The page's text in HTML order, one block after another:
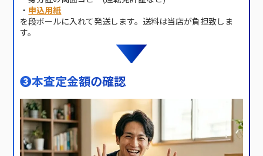
・ 申込用紙
を段ボールに入れて発送します。送料は当店が負担致しま
す。
❸本査定金額の確認